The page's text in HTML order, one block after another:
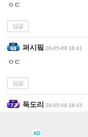
ㅇㄷ
답글
퍼시핔 26-05-09 18:41
ㅇㄷ
답글
독도리 26-05-09 18:43
AD